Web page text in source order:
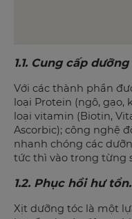
1.1. Cung cấp
Với các thành phần
loại Protein (ngô, gạo,
loại vitamin (Biotin,
Ascorbic); công nghệ
nhanh chóng các
tức thì vào trong từng
1.2. Phục hồi hư tổn.
Xịt dưỡng tóc là một